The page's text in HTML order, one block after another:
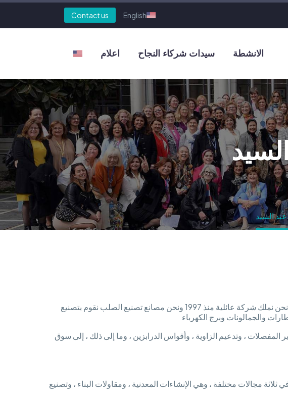
English
Contact us
الانشطة سيدات شركاء النجاح اعلام
عبد السيد
مهندس مدني خريج 2013 وأبدأ عملي مع والدي نحن نملك شركة عائلية منذ 1997 ونحن مصانع تصنيع الصلب نقوم بتصنيع
والجمالونات وبرج الكهرباء
لتصدير المفصلات ، وتدعيم الزاوية ، وأقواس الدرابزين ، وما إلى ذلك ، إلى سوق
مجالات مختلفة ، وهي الإنشاءات المعدنية ، ومقاولات البناء ، وتصنيع